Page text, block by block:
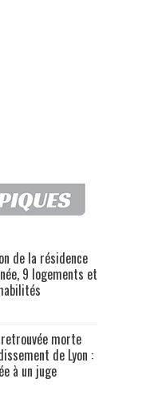
de la résidence
9 logements et
morte
de Lyon :
à un juge